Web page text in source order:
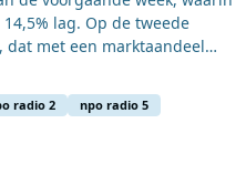
waren brengen een
en natuurlijk draaien we
lag. Op de tweede
dat met een marktaandeel
een marktaandeel van
Met een marktaandeel van
radio 2
npo radio 5